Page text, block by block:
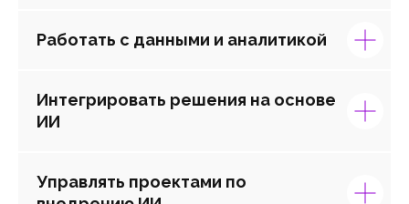
Работать с данными и аналитикой
Интегрировать решения на основе
ИИ
Управлять проектами по